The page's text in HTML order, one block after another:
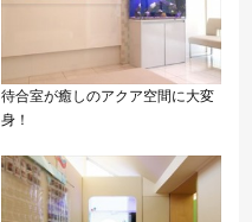
待合室が癒しのアクア空間に大変
身！